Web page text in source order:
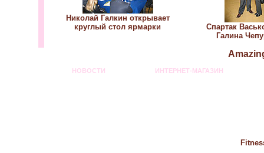
Николай Галкин открывает
круглый стол ярмарки
Спартак
Галина
НОВОСТИ ИНТЕРНЕТ-МАГАЗИН